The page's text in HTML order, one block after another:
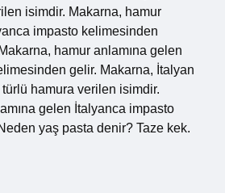
isimdir. Makarna, hamur
impasto kelimesinden
hamur anlamına gelen
gelir. Makarna, İtalyan
türlü hamura verilen isimdir.
gelen İtalyanca impasto
yaş pasta denir? Taze kek.